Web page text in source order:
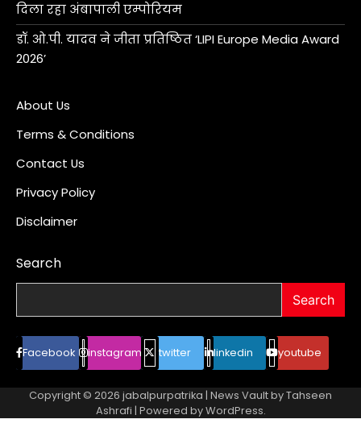
दिला रहा अंबापाली एम्पोरियम
डॉ. ओ.पी. यादव ने जीता प्रतिष्ठित ‘LIPI Europe Media Award
2026’
About Us
Terms & Conditions
Contact Us
Privacy Policy
Disclaimer
Search
Search
Facebook instagram twitter linkedin youtube
Copyright © 2026 jabalpurpatrika | News Vault byTahseen
Ashrafi | Powered byWordPress.